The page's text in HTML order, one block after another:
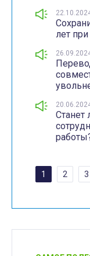
лет
Станет
1 2 3